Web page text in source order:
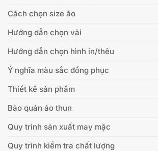
Cách chọn size áo
Hướng dẫn chọn vải
Hướng dẫn chọn hình in/thêu
Ý nghĩa màu sắc đồng phục
Thiết kế sản phẩm
Bảo quản áo thun
Quy trình sản xuất may mặc
Quy trình kiểm tra chất lượng